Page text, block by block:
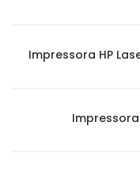
Impressora